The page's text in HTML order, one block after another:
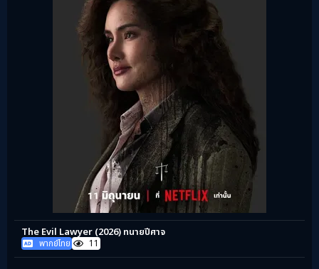
The Evil Lawyer (2026) ทนายปีศาจ
พากย์ไทย 11